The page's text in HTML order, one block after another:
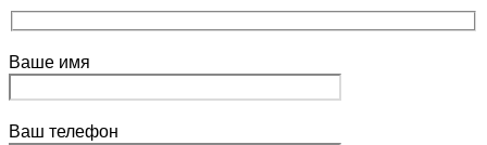
Ваше имя
Ваш телефон